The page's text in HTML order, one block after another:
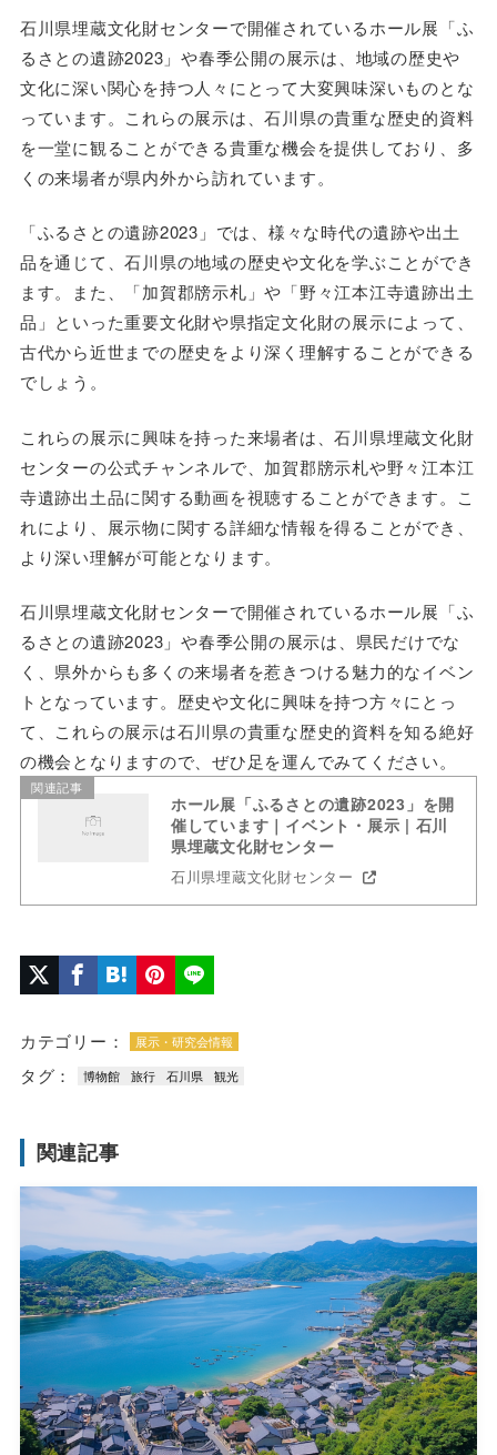
石川県埋蔵文化財センターで開催されているホール展「ふ
るさとの遺跡2023」や春季公開の展示は、地域の歴史や
文化に深い関心を持つ人々にとって大変興味深いものとな
っています。これらの展示は、石川県の貴重な歴史的資料
を一堂に観ることができる貴重な機会を提供しており、多
くの来場者が県内外から訪れています。
「ふるさとの遺跡2023」では、様々な時代の遺跡や出土
品を通じて、石川県の地域の歴史や文化を学ぶことができ
ます。また、「加賀郡牓示札」や「野々江本江寺遺跡出土
品」といった重要文化財や県指定文化財の展示によって、
古代から近世までの歴史をより深く理解することができる
でしょう。
これらの展示に興味を持った来場者は、石川県埋蔵文化財
センターの公式チャンネルで、加賀郡牓示札や野々江本江
寺遺跡出土品に関する動画を視聴することができます。こ
れにより、展示物に関する詳細な情報を得ることができ、
より深い理解が可能となります。
石川県埋蔵文化財センターで開催されているホール展「ふ
るさとの遺跡2023」や春季公開の展示は、県民だけでな
く、県外からも多くの来場者を惹きつける魅力的なイベン
トとなっています。歴史や文化に興味を持つ方々にとっ
て、これらの展示は石川県の貴重な歴史的資料を知る絶好
の機会となりますので、ぜひ足を運んでみてください。
関連記事
ホール展「ふるさとの遺跡2023」を開
催しています｜イベント・展示 | 石川
県埋蔵文化財センター
石川県埋蔵文化財センター
カテゴリー： 展示・研究会情報
タグ： 博物館 旅行 石川県 観光
関連記事